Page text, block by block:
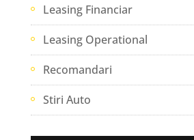
Leasing Financiar
Leasing Operational
Recomandari
Stiri Auto